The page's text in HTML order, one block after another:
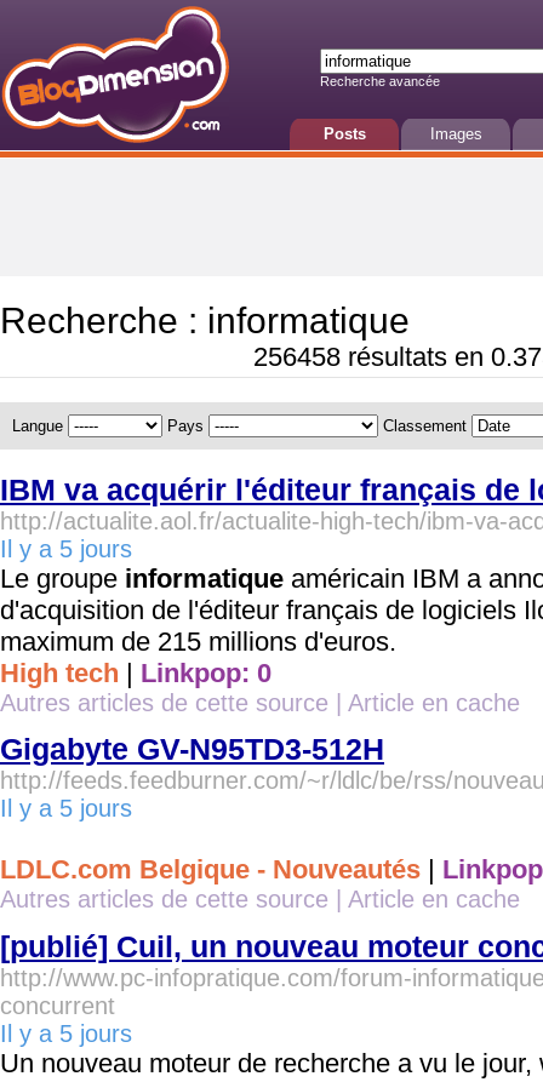
Recherche avancée
Posts Images
Recherche : informatique
256458 résultats en
Langue Pays Classement
IBM va acquérir l'éditeur français de
http://actualite.aol.fr/actualite-high-tech/ibm-va-
Il y a 5 jours
Le groupe informatique américain IBM a
d'acquisition de l'éditeur français de logiciels
maximum de 215 millions d'euros.
High tech | Linkpop: 0
Autres articles de cette source Article en cache
Gigabyte GV-N95TD3-512H
http://feeds.feedburner.com/~r/ldlc/be/rss/
Il y a 5 jours
LDLC.com Belgique - Nouveautés
Autres articles de cette source Article en cache
[publié] Cuil, un nouveau moteur
http://www.pc-infopratique.com/forum-
concurrent
Il y a 5 jours
Un nouveau moteur de recherche a vu le